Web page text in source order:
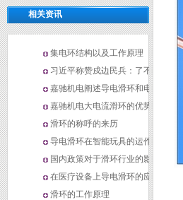
相关资讯
集电环结构以及工作原理
习近平称赞戍边民兵：了不起
非常敬佩(图)
嘉驰机电阐述导电滑环和电刷
的配合使用技巧
嘉驰机电大电流滑环的优势
滑环的称呼的来历
导电滑环在智能玩具的运作
国内政策对于滑环行业的影响
在医疗设备上导电滑环的应用
有多大
滑环的工作原理